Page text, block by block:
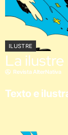
ILUSTRE
La ilustre
Revista AlterNativa
Texto e